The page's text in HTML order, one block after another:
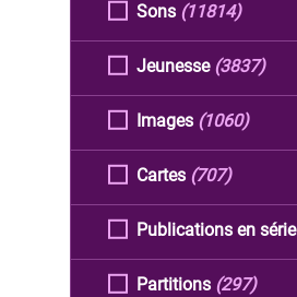
Sons (11814)
Jeunesse (3837)
Images (1060)
Cartes (707)
Publications en série
Partitions (297)